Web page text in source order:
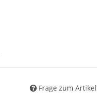
Frage zum Artikel